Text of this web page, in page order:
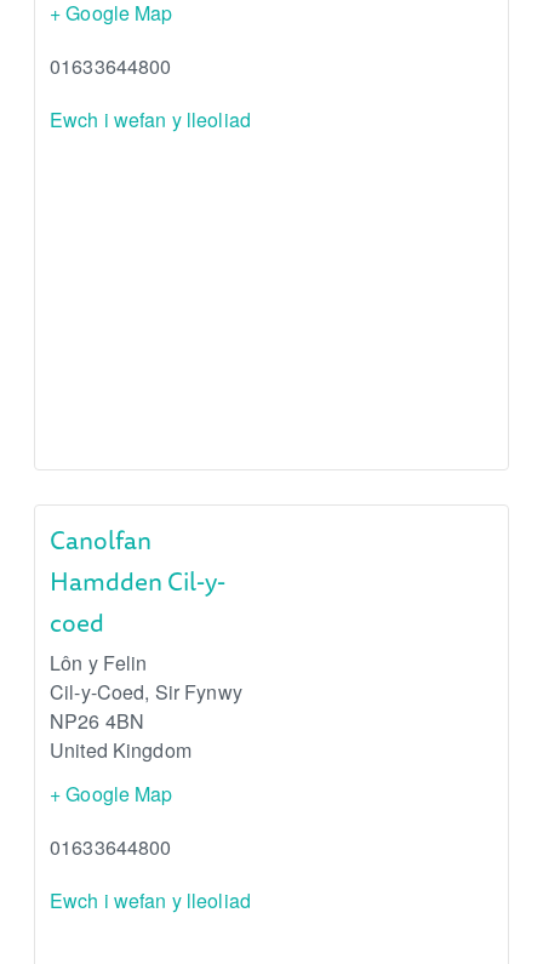
+ Google Map
01633644800
Ewch i wefan y lleoliad
Canolfan
Hamdden Cil-y-
coed
Lôn y Felin
Cil-y-Coed, Sir Fynwy
NP26 4BN
United Kingdom
+ Google Map
01633644800
Ewch i wefan y lleoliad